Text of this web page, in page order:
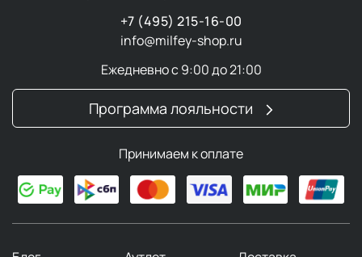
+7 (495) 215-16-00
info@milfey-shop.ru
Ежедневно с 9:00 до 21:00
Программа лояльности
Принимаем к оплате